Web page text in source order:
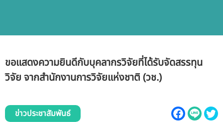
เกี่ยวกับสถาบัน
บุคลากรสถาบัน
ระบบสารสนเทศ (ใน)
ขอแสดงความยินดีกับบุคลากรวิจัยที่ได้รับจัดสรรทุน
วิจัย จากสำนักงานการวิจัยแห่งชาติ (วช.)
ข่าวประชาสัมพันธ์